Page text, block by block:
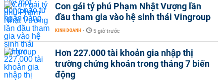
Con gái tỷ phú Phạm Nhật Vượng lần
đầu tham gia vào hệ sinh thái Vingroup
KINH DOANH - 5 giờ trước
Hơn 227.000 tài khoản gia nhập thị
trường chứng khoán trong tháng 7 biến
động